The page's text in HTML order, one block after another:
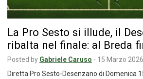
La Pro Sesto si illude, il
ribalta nel finale: al Breda
Posted by Gabriele Caruso - 15 Marzo 2026
Diretta Pro Sesto-Desenzano di Domenica